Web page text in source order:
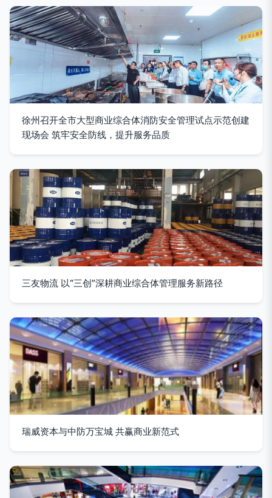
徐州召开全市大型商业综合体消防安全管理试点示范创建
现场会 筑牢安全防线，提升服务品质
三友物流 以“三创”深耕商业综合体管理服务新路径
瑞威资本与中防万宝城 共赢商业新范式